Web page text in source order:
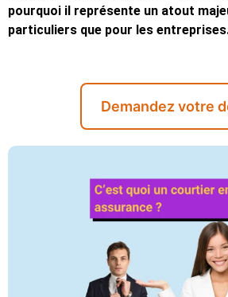
pourquoi il représente un atout
particuliers que pour les
Demandez votre